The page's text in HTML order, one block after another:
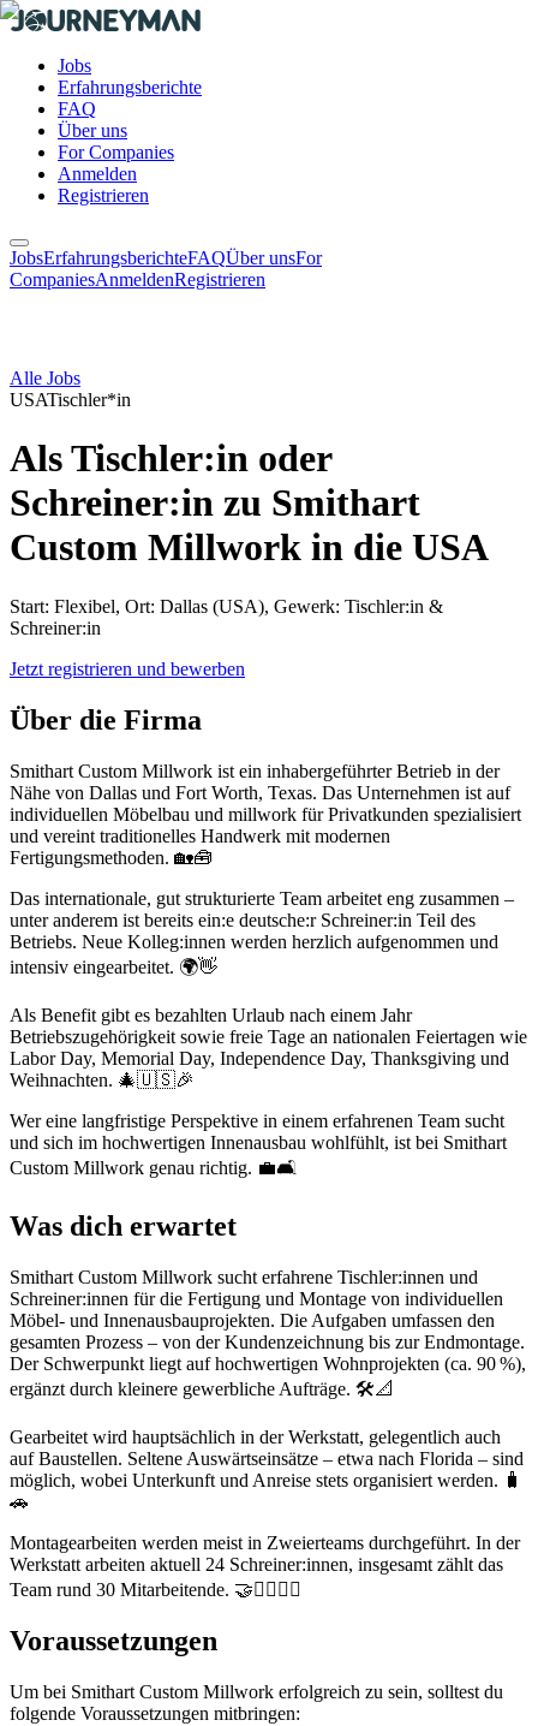
Jobs
Erfahrungsberichte
FAQ
Über uns
For Companies
Anmelden
Registrieren
JobsErfahrungsberichteFAQÜber unsFor
CompaniesAnmeldenRegistrieren
Alle Jobs
USATischler*in
Als Tischler:in oder
Schreiner:in zu Smithart
Custom Millwork in die USA
Start: Flexibel, Ort: Dallas (USA), Gewerk: Tischler:in &
Schreiner:in
Jetzt registrieren und bewerben
Über die Firma
Smithart Custom Millwork ist ein inhabergeführter Betrieb in der
Nähe von Dallas und Fort Worth, Texas. Das Unternehmen ist auf
individuellen Möbelbau und millwork für Privatkunden spezialisiert
und vereint traditionelles Handwerk mit modernen
Fertigungsmethoden. 🏡🧰
Das internationale, gut strukturierte Team arbeitet eng zusammen –
unter anderem ist bereits ein:e deutsche:r Schreiner:in Teil des
Betriebs. Neue Kolleg:innen werden herzlich aufgenommen und
intensiv eingearbeitet. 🌍👋
Als Benefit gibt es bezahlten Urlaub nach einem Jahr
Betriebszugehörigkeit sowie freie Tage an nationalen Feiertagen wie
Labor Day, Memorial Day, Independence Day, Thanksgiving und
Weihnachten. 🎄🇺🇸🎉
Wer eine langfristige Perspektive in einem erfahrenen Team sucht
und sich im hochwertigen Innenausbau wohlfühlt, ist bei Smithart
Custom Millwork genau richtig. 💼🛋️
Was dich erwartet
Smithart Custom Millwork sucht erfahrene Tischler:innen und
Schreiner:innen für die Fertigung und Montage von individuellen
Möbel- und Innenausbauprojekten. Die Aufgaben umfassen den
gesamten Prozess – von der Kundenzeichnung bis zur Endmontage.
Der Schwerpunkt liegt auf hochwertigen Wohnprojekten (ca. 90 %),
ergänzt durch kleinere gewerbliche Aufträge. 🛠️📐
Gearbeitet wird hauptsächlich in der Werkstatt, gelegentlich auch
auf Baustellen. Seltene Auswärtseinsätze – etwa nach Florida – sind
möglich, wobei Unterkunft und Anreise stets organisiert werden. 🧳
🚗
Montagearbeiten werden meist in Zweierteams durchgeführt. In der
Werkstatt arbeiten aktuell 24 Schreiner:innen, insgesamt zählt das
Team rund 30 Mitarbeitende. 🤝👷‍♀️👷‍♂️
Voraussetzungen
Um bei Smithart Custom Millwork erfolgreich zu sein, solltest du
folgende Voraussetzungen mitbringen: